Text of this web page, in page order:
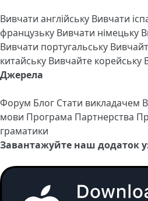
Вивчати англійську Вивчати
французьку Вивчати німецьку
Вивчати португальську
китайську Вивчайте корейську
Джерела
Форум Блог Стати викладачем
мови Програма Партнерства
граматики
Завантажуйте наш додаток